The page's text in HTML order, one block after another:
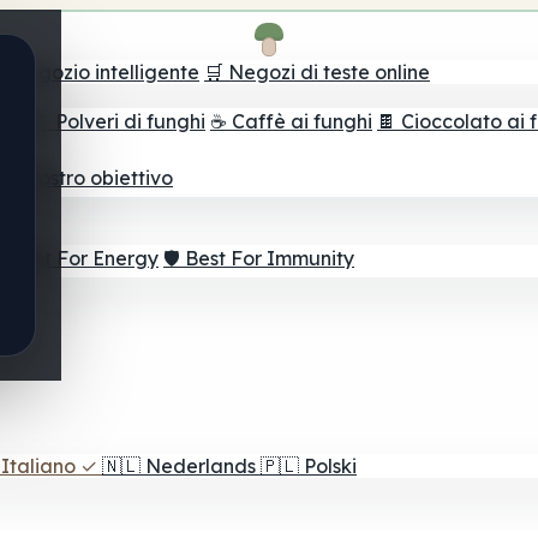
il negozio intelligente 🛒 Negozi di teste online
🫙 Polveri di funghi ☕ Caffè ai funghi 🍫 Cioccolato ai
il vostro obiettivo
⚡ Best For Energy 🛡️ Best For Immunity
Italiano ✓ 🇳🇱 Nederlands 🇵🇱 Polski